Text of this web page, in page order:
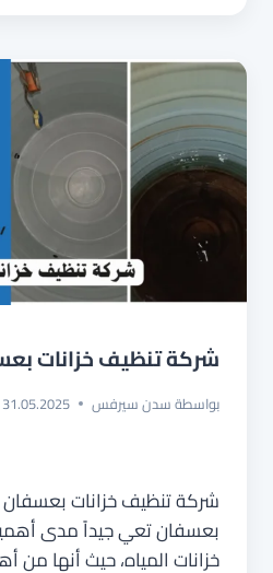
شركة تنظيف خزانات
بواسطةسدن سيرفس 31.05.2025
شركة تنظيف خزانات
بعسفان تعي جيداً مدى
خزانات المياه، حيث أنها من